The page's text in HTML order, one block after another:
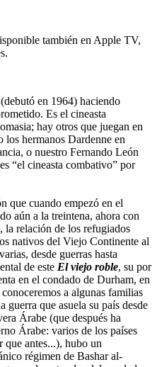
también en Apple TV,
en 1964) haciendo
Es el cineasta
hay otros que juegan en
los hermanos Dardenne en
o nuestro Fernando León
“el cineasta combativo” por
que cuando empezó en el
aún a la treintena, ahora con
la relación de los refugiados
nativos del Viejo Continente al
desde guerras hasta
de este El viejo roble, su por
en el condado de Durham, en
a algunas familias
guerra que asuela su país desde
Árabe (que después ha
Árabe: varios de los países
que antes...), hubo un
régimen de Bashar al-